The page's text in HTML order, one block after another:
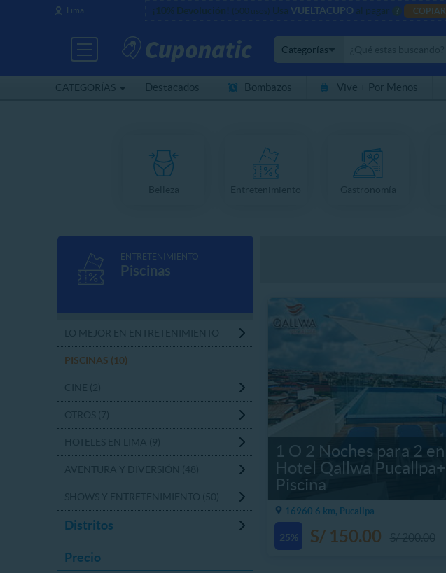
Lima ¡10% Devolución! (500 usos) Usa VUELTACUPO al pagar COPIAR
CATEGORÍAS
Categorías
Destacados Bombazos Vive + Por Menos
ENTRETENIMIENTO
Piscinas
PISCINAS (10)
Distritos
Precio
1 O 2 Noches para 2 en
Hotel Qallwa Pucallpa+
Piscina
16960.6 km, Pucallpa
25% S/ 150.00